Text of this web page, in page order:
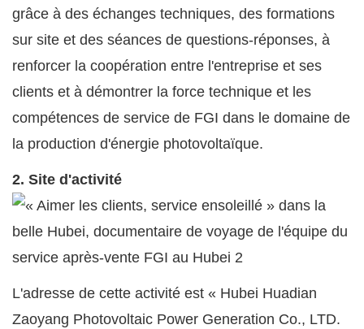
grâce à des échanges techniques, des formations
sur site et des séances de questions-réponses, à
renforcer la coopération entre l'entreprise et ses
clients et à démontrer la force technique et les
compétences de service de FGI dans le domaine de
la production d'énergie photovoltaïque.
2. Site d'activité
L'adresse de cette activité est « Hubei Huadian
Zaoyang Photovoltaic Power Generation Co., LTD.